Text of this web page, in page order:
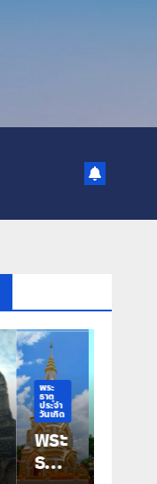
พระ
ธาตุ
ประจำ
วันเกิด
พระ
ธาตุ